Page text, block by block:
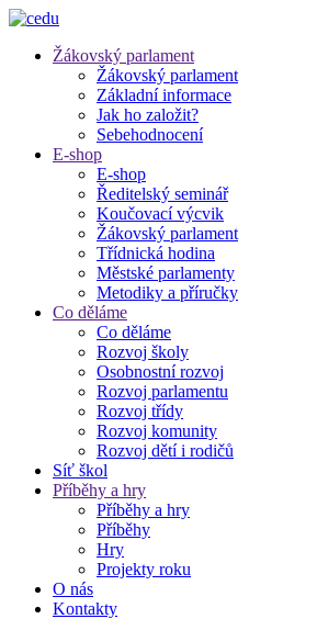
Žákovský parlament
Žákovský parlament
Základní informace
Jak ho založit?
Sebehodnocení
E-shop
E-shop
Ředitelský seminář
Koučovací výcvik
Žákovský parlament
Třídnická hodina
Městské parlamenty
Metodiky a příručky
Co děláme
Co děláme
Rozvoj školy
Osobnostní rozvoj
Rozvoj parlamentu
Rozvoj třídy
Rozvoj komunity
Rozvoj dětí i rodičů
Síť škol
Příběhy a hry
Příběhy a hry
Příběhy
Hry
Projekty roku
O nás
Kontakty